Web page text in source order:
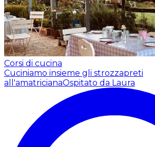
Corsi di cucina
Cuciniamo insieme gli strozzapreti
all'amatricianaOspitato da Laura